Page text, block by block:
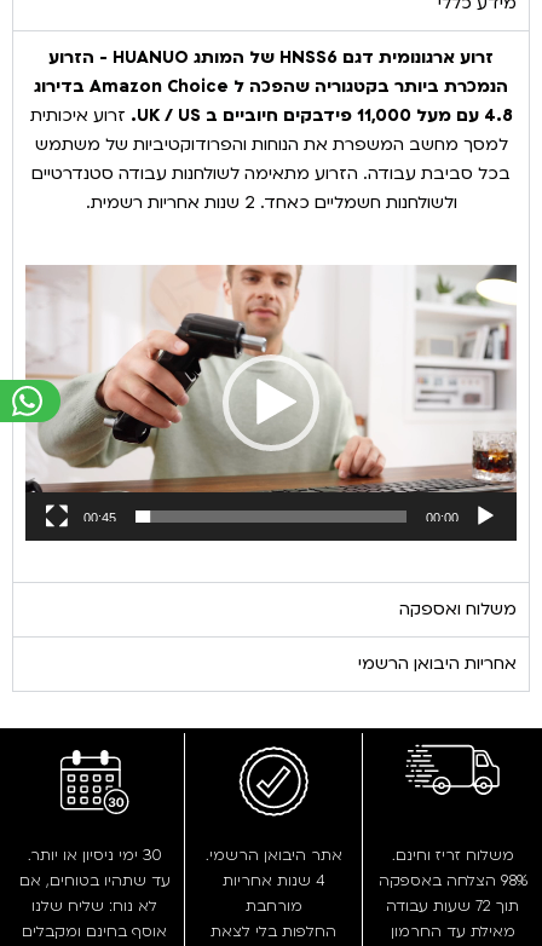
זרוע ארגונומית דגם HNSS6 של המותג HUANUO - הזרוע
הנמכרת ביותר בקטגוריה שהפכה ל Amazon Choice בדירוג
4.8 עם מעל 11,000 פידבקים חיוביים ב UK / US.
זרוע איכותית
למסך מחשב המשפרת את הנוחות והפרודוקטיביות של משתמש
בכל סביבת עבודה. הזרוע מתאימה לשולחנות עבודה סטנדרטיים
ולשולחנות חשמליים כאחד. 2 שנות אחריות רשמית.
נגן
וידאו
00:00
00:45
משלוח ואספקה
אחריות היבואן הרשמי
משלוח זריז וחינם.
98% הצלחה באספקה
תוך 72 שעות עבודה
מאילת עד החרמון
אתר היבואן הרשמי.
4 שנות אחריות
מורחבת
החלפות בלי לצאת
30 ימי ניסיון או יותר.
עד שתהיו בטוחים, אם
לא נוח: שליח שלנו
אוסף בחינם ומקבלים